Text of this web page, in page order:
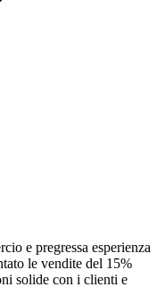
e pregressa esperienza
le vendite del 15%
solide con i clienti e